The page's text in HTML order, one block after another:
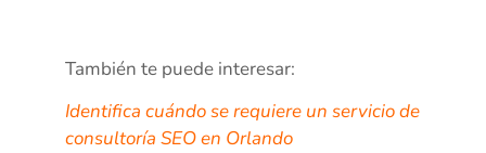
También te puede interesar:
Identifica cuándo se requiere un servicio de
consultoría SEO en Orlando